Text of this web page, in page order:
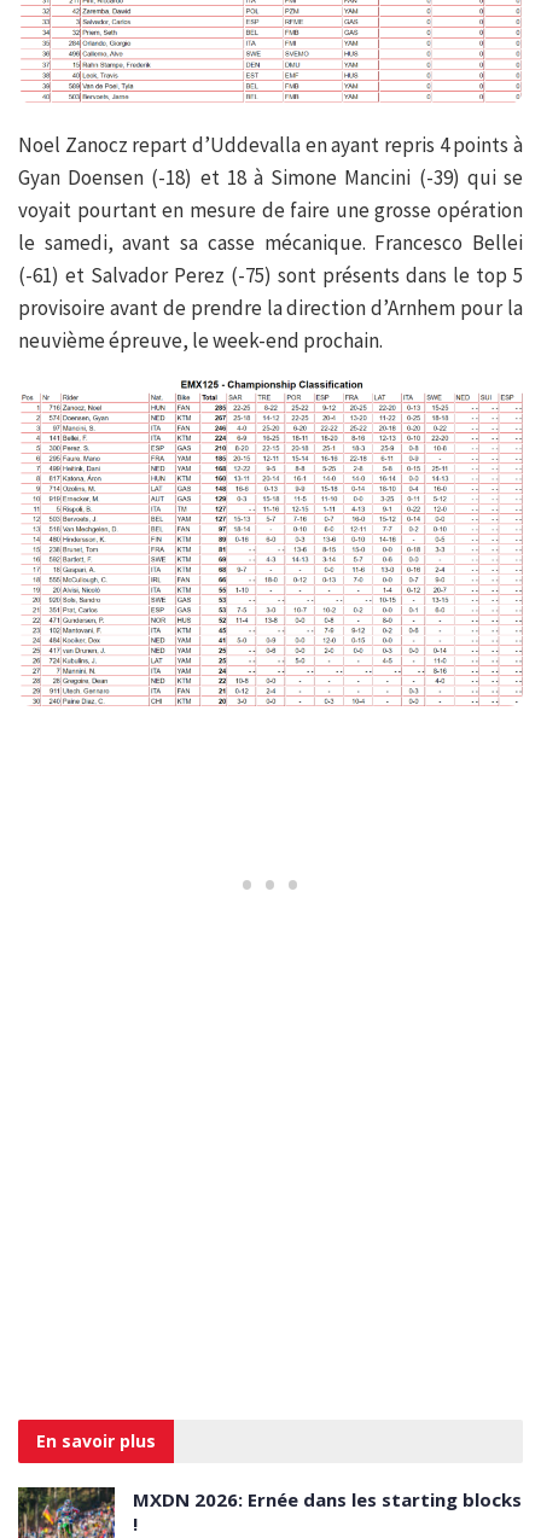
Noel Zanocz repart d’Uddevalla en ayant repris 4 points à
Gyan Doensen (-18) et 18 à Simone Mancini (-39) qui se
voyait pourtant en mesure de faire une grosse opération
le samedi, avant sa casse mécanique. Francesco Bellei
(-61) et Salvador Perez (-75) sont présents dans le top 5
provisoire avant de prendre la direction d’Arnhem pour la
neuvième épreuve, le week-end prochain.
En savoir plus
MXDN 2026: Ernée dans les starting blocks
!